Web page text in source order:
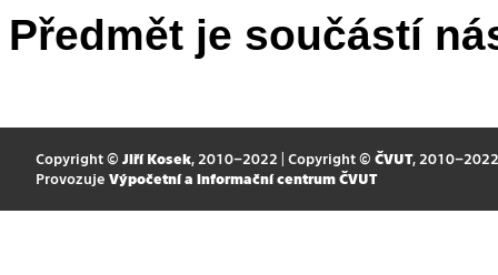
Předmět je součástí
Copyright © Jiří Kosek, 2010–2022 | Copyright © ČVUT, 2010–2022
Provozuje Výpočetní a informační centrum ČVUT